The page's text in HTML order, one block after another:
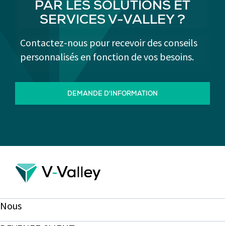
PAR LES SOLUTIONS ET
SERVICES V-VALLEY ?
Contactez-nous pour recevoir des conseils
personnalisés en fonction de vos besoins.
DEMANDE D'INFORMATION
Nous